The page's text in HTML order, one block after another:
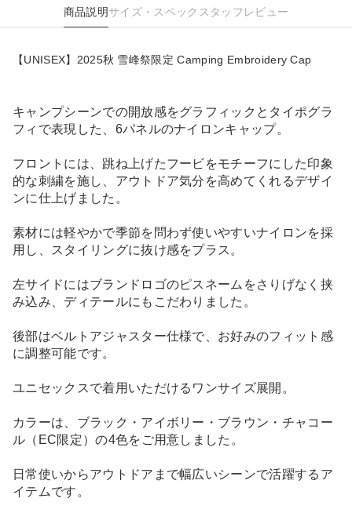
商品説明サイズ・スペック スタッフレビュー
【UNISEX】2025秋 雪峰祭限定 Camping Embroidery Cap
キャンプシーンでの開放感をグラフィックとタイポグラ
フィで表現した、6パネルのナイロンキャップ。
フロントには、跳ね上げたフービをモチーフにした印象
的な刺繍を施し、アウトドア気分を高めてくれるデザイ
ンに仕上げました。
素材には軽やかで季節を問わず使いやすいナイロンを採
用し、スタイリングに抜け感をプラス。
左サイドにはブランドロゴのピスネームをさりげなく挟
み込み、ディテールにもこだわりました。
後部はベルトアジャスター仕様で、お好みのフィット感
に調整可能です。
ユニセックスで着用いただけるワンサイズ展開。
カラーは、ブラック・アイボリー・ブラウン・チャコー
ル（EC限定）の4色をご用意しました。
日常使いからアウトドアまで幅広いシーンで活躍するア
イテムです。